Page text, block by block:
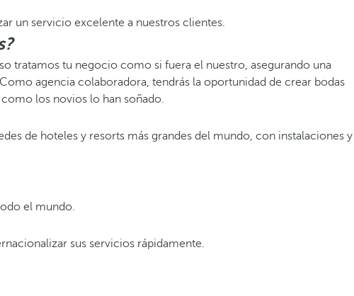
un servicio excelente a nuestros clientes.
tratamos tu negocio como si fuera el nuestro, asegurando una
agencia colaboradora, tendrás la oportunidad de crear bodas
los novios lo han soñado.
de hoteles y resorts más grandes del mundo, con instalaciones y
el mundo.
sus servicios rápidamente.